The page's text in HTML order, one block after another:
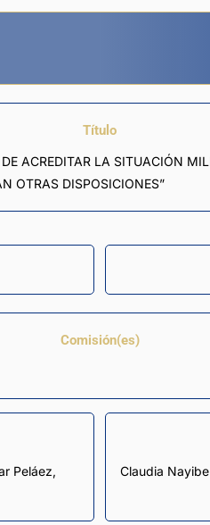
Título
ACREDITAR LA SITUACIÓN
OTRAS DISPOSICIONES”
Comisión(es)
Peláez,
Claudia